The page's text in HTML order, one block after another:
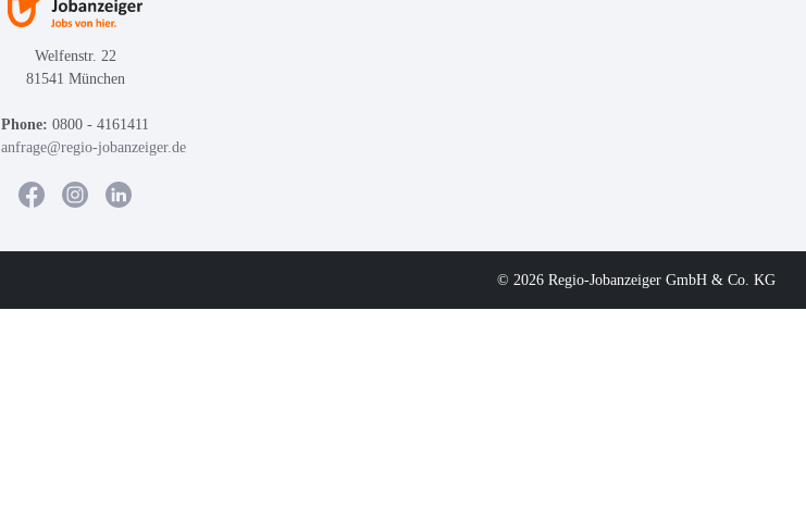
Welfenstr. 22
81541 München
Phone: 0800 - 4161411
anfrage@regio-jobanzeiger.de
© 2026 Regio-Jobanzeiger GmbH & Co. KG